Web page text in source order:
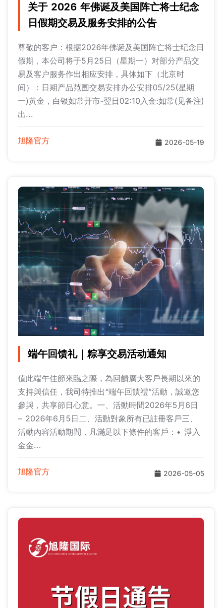
关于 2026 年佛诞及美国阵亡将士纪念
日假期交易及服务安排的公告
尊敬的客户：根据2026年佛诞及美国阵亡将士纪念日
假期，本公司将于5月25日（星期一）对部分产品交
易及客户服务作出相应安排，具体如下（北京时
间）：日期产品范围交易安排办公安排05/25(星期
一)黃金，白银如常开市-翌日02:10入金:如常(见备注)
出...
旭隆官方 2026-05-19
端午回馈礼｜粽享交易活动通知
值此端午佳節來臨之際，為回饋廣大客戶長期以來的
支持與信任，我司特推出“端午回饋禮”活動，誠邀您
參與，共享節日心意。一、活動時間2026年5月6日
– 2026年6月5日二、活動對象所有已註冊客戶三、
活動內容活動期間，凡滿足以下條件的客戶：• 淨入
金金...
旭隆官方 2026-05-05